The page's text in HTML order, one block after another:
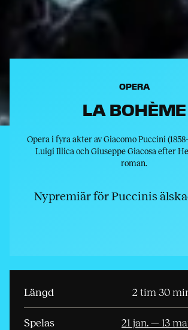
OPERA
LA BOHÈME
Opera i fyra akter av Giacomo Puccini
Luigi Illica och Giuseppe Giacosa efter
roman.
Nypremiär för Puccinis
Längd 2 tim 30
Spelas 21 jan. — 13